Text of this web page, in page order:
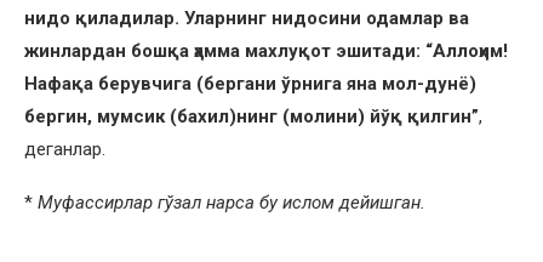
нидо қиладилар. Уларнинг нидосини одамлар ва
жинлардан бошқа ҳамма махлуқот эшитади: “Аллоҳим!
Нафақа берувчига (бергани ўрнига яна мол-дунё)
бергин, мумсик (бахил)нинг (молини) йўқ қилгин”,
деганлар.
* Муфассирлар гўзал нарса бу ислом дейишган.